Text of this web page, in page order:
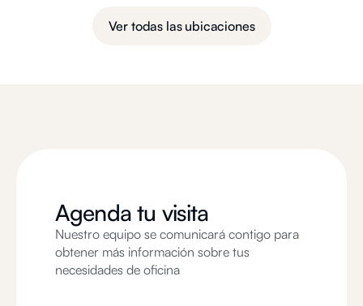
Ver todas las ubicaciones
Agenda tu visita
Nuestro equipo se comunicará contigo para
obtener más información sobre tus
necesidades de oficina